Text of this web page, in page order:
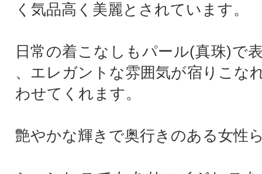
く気品高く美麗とされています。
日常の着こなしもパール(真珠)で
、エレガントな雰囲気が宿りこな
わせてくれます。
艶やかな輝きで奥行きのある女性